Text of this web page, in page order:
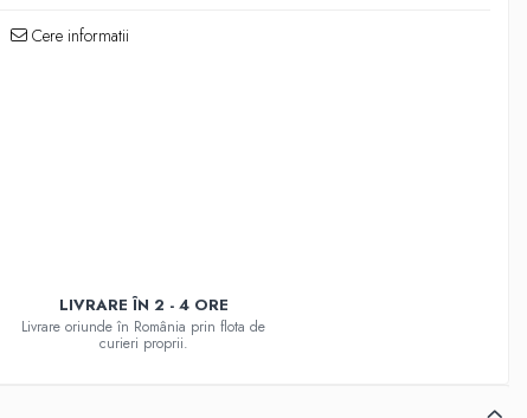
Cere informatii
LIVRARE ÎN 2 - 4 ORE
Livrare oriunde în România prin flota de
curieri proprii.